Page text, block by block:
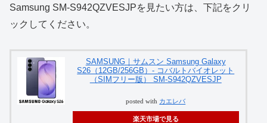
Samsung SM-S942QZVESJPを見たい方は、下記をクリ
ックしてください。
SAMSUNG｜サムスン Samsung Galaxy
S26（12GB/256GB）- コバルトバイオレット
（SIMフリー版） SM-S942QZVESJP
posted with カエレバ
楽天市場で見る